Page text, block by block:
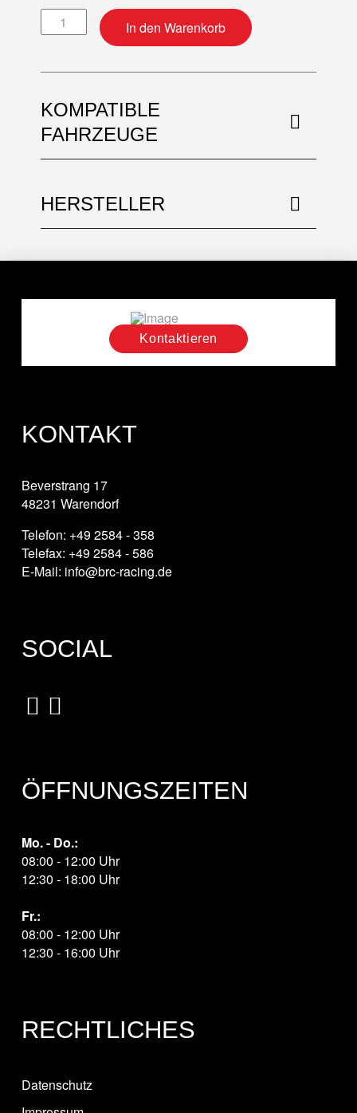
Ventilkit Stahl + Ventilfedern Einlass Menge
In den Warenkorb
KOMPATIBLE
FAHRZEUGE
HERSTELLER
Kontaktieren
KONTAKT
Beverstrang 17
48231 Warendorf
Telefon: +49 2584 - 358
Telefax: +49 2584 - 586
E-Mail: info@brc-racing.de
SOCIAL
ÖFFNUNGSZEITEN
Mo. - Do.:
08:00 - 12:00 Uhr
12:30 - 18:00 Uhr
Fr.:
08:00 - 12:00 Uhr
12:30 - 16:00 Uhr
RECHTLICHES
Datenschutz